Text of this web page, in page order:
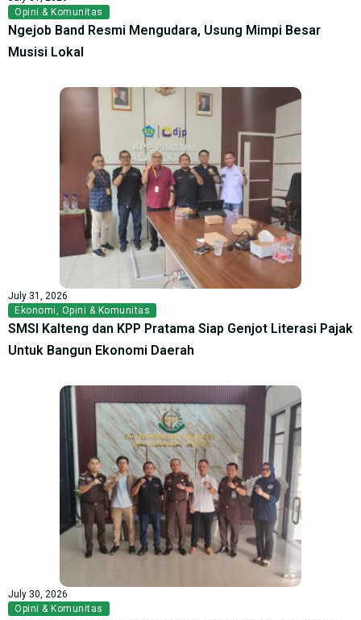
Opini & Komunitas
Ngejob Band Resmi Mengudara, Usung Mimpi Besar
Musisi Lokal
July 31, 2026
Ekonomi, Opini & Komunitas
SMSI Kalteng dan KPP Pratama Siap Genjot Literasi Pajak
Untuk Bangun Ekonomi Daerah
July 30, 2026
Opini & Komunitas